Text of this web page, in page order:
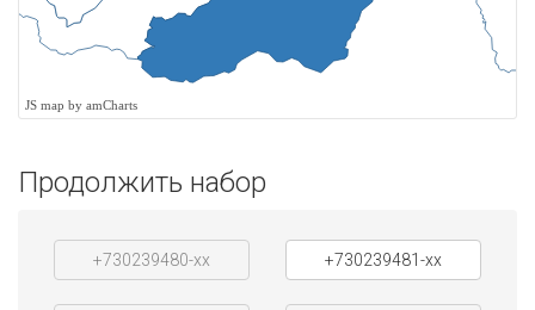
JS map by amCharts
Продолжить набор
+730239480-xx +730239481-xx